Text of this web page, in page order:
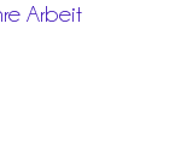
Arbeit